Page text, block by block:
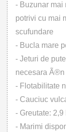
- Buzunar mai
potrivi cu mai
scufundare
- Bucla mare
- Jeturi de
necesara
- Flotabilitate
- Cauciuc
- Greutate: 2,9
- Marimi